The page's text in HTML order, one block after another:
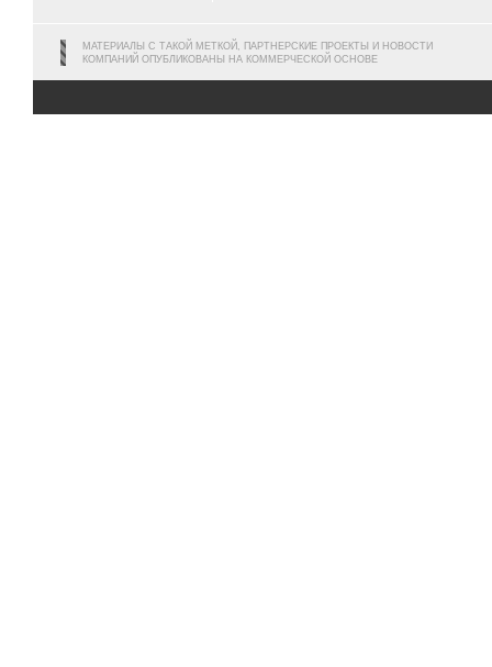
МАТЕРИАЛЫ С ТАКОЙ МЕТКОЙ, ПАРТНЕРСКИЕ ПРОЕКТЫ И НОВОСТИ
КОМПАНИЙ ОПУБЛИКОВАНЫ НА КОММЕРЧЕСКОЙ ОСНОВЕ